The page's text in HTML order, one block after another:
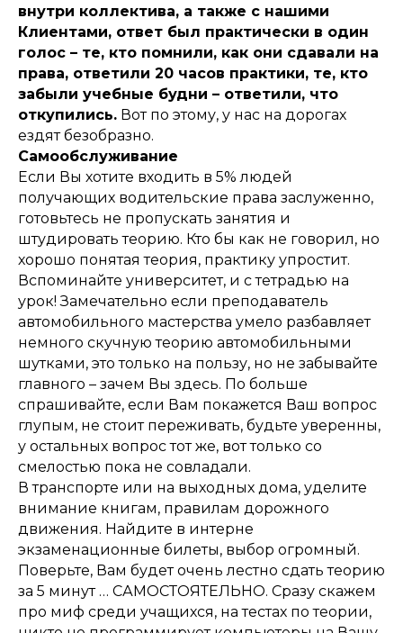
внутри коллектива, а также с нашими
Клиентами, ответ был практически в один
голос – те, кто помнили, как они сдавали на
права, ответили 20 часов практики, те, кто
забыли учебные будни – ответили, что
откупились. Вот по этому, у нас на дорогах
ездят безобразно.
Самообслуживание
Если Вы хотите входить в 5% людей
получающих водительские права заслуженно,
готовьтесь не пропускать занятия и
штудировать теорию. Кто бы как не говорил, но
хорошо понятая теория, практику упростит.
Вспоминайте университет, и с тетрадью на
урок! Замечательно если преподаватель
автомобильного мастерства умело разбавляет
немного скучную теорию автомобильными
шутками, это только на пользу, но не забывайте
главного – зачем Вы здесь. По больше
спрашивайте, если Вам покажется Ваш вопрос
глупым, не стоит переживать, будьте уверенны,
у остальных вопрос тот же, вот только со
смелостью пока не совладали.
В транспорте или на выходных дома, уделите
внимание книгам, правилам дорожного
движения. Найдите в интерне
экзаменационные билеты, выбор огромный.
Поверьте, Вам будет очень лестно сдать теорию
за 5 минут … САМОСТОЯТЕЛЬНО. Сразу скажем
про миф среди учащихся, на тестах по теории,